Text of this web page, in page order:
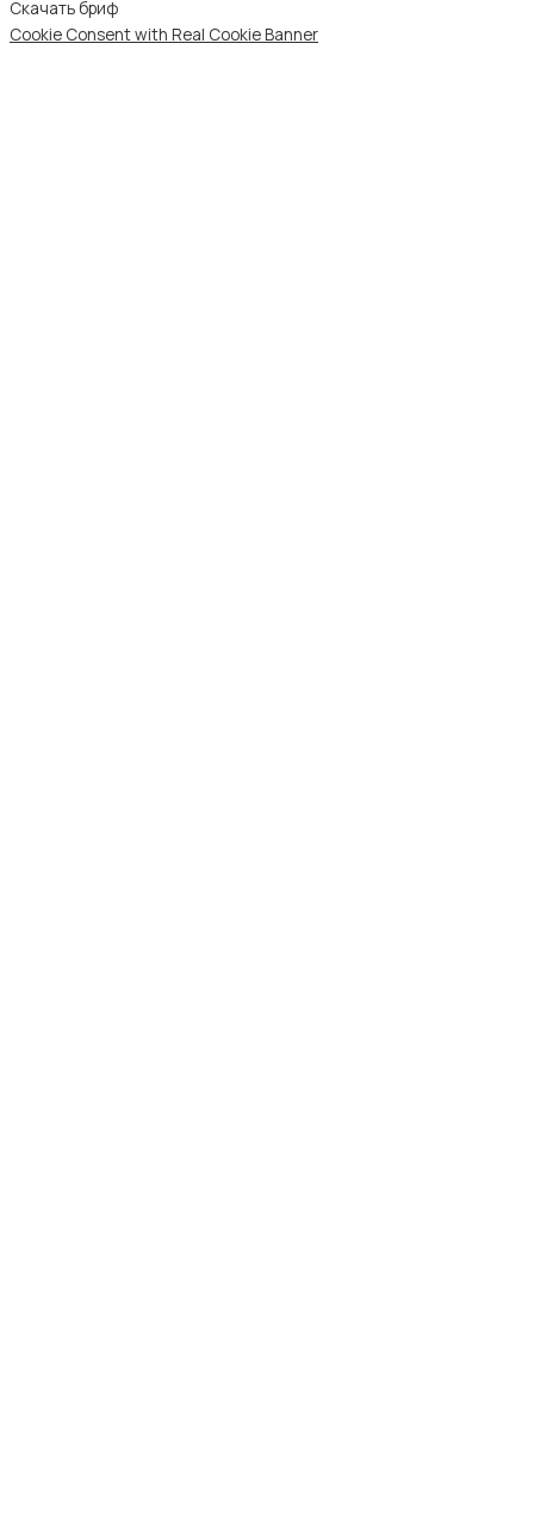
Скачать бриф
Cookie Consent with Real Cookie Banner